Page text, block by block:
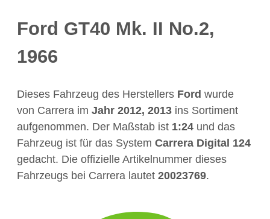
Ford GT40 Mk. II No.2,
1966
Dieses Fahrzeug des Herstellers Ford wurde
von Carrera im Jahr 2012, 2013 ins Sortiment
aufgenommen. Der Maßstab ist 1:24 und das
Fahrzeug ist für das System Carrera Digital 124
gedacht. Die offizielle Artikelnummer dieses
Fahrzeugs bei Carrera lautet 20023769.